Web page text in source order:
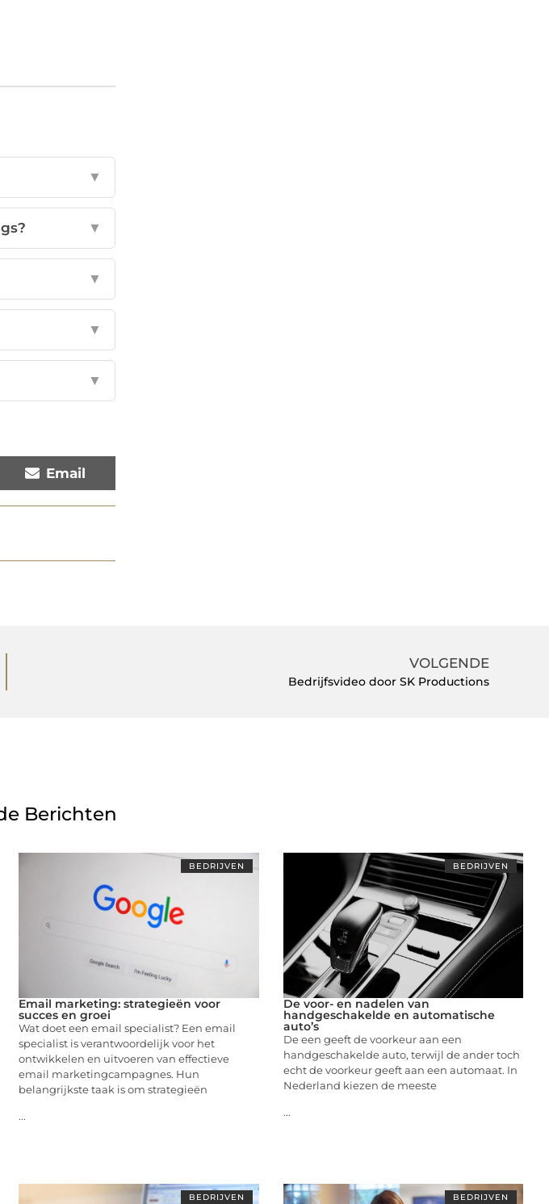
▼
▼
▼
▼
▼
Email
VOLGENDE
Bedrijfsvideo door SK Productions
Berichten
BEDRIJVEN
Email marketing: strategieën voor
succes en groei
Wat doet een email specialist? Een email
specialist is verantwoordelijk voor het
ontwikkelen en uitvoeren van effectieve
email marketingcampagnes. Hun
belangrijkste taak is om strategieën
...
BEDRIJVEN
De voor- en nadelen van
handgeschakelde en automatische
auto’s
De een geeft de voorkeur aan een
handgeschakelde auto, terwijl de ander toch
echt de voorkeur geeft aan een automaat. In
Nederland kiezen de meeste
...
BEDRIJVEN BEDRIJVEN